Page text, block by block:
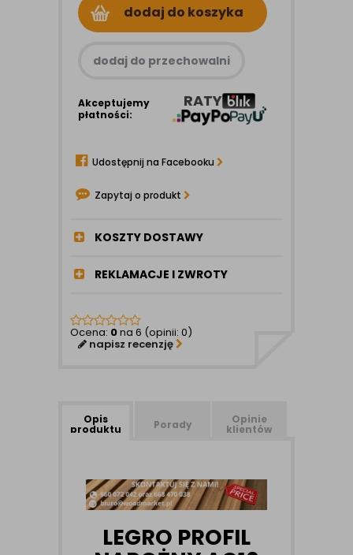
dodaj do koszyka
dodaj do przechowalni
Akceptujemy
płatności:
RATY
Udostępnij na Facebooku
Zapytaj o produkt
KOSZTY DOSTAWY
REKLAMACJE I ZWROTY
Ocena: 0na 6 (opinii: 0)
napisz recenzję
Opis
produktu Porady Opinie
klientów
LEGRO PROFIL